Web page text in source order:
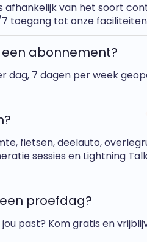
afhankelijk van het soort
toegang tot onze
abonnement?
dag, 7 dagen per week
fietsen, deelauto,
sessies en Lightning
proefdag?
past? Kom gratis en